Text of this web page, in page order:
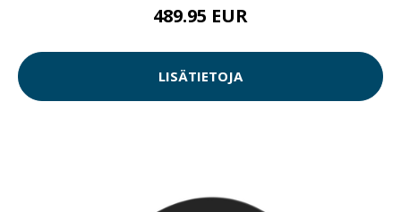
489.95 EUR
LISÄTIETOJA